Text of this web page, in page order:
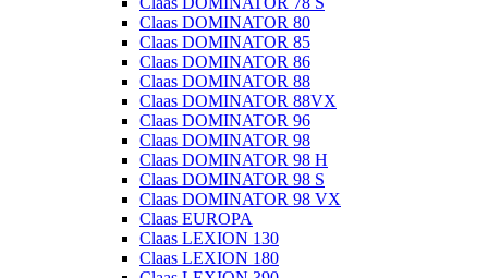
Claas DOMINATOR 80
Claas DOMINATOR 85
Claas DOMINATOR 86
Claas DOMINATOR 88
Claas DOMINATOR 88VX
Claas DOMINATOR 96
Claas DOMINATOR 98
Claas DOMINATOR 98 H
Claas DOMINATOR 98 S
Claas DOMINATOR 98 VX
Claas EUROPA
Claas LEXION 130
Claas LEXION 180